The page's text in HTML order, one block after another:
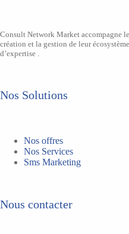
Consult Network Market accompagne
création et la gestion de leur
d’expertise .
Nos Solutions
Nos offres
Nos Services
Sms Marketing
Nous contacter